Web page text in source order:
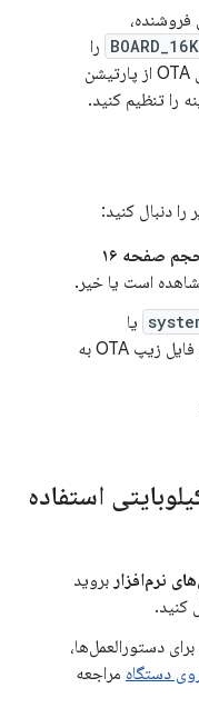
را
تنظیم کنید. فقط برای انتقال فایل‌های OTA از پارتیشن
را تنظیم کنید.
دنبال کنید:
«بوت با حجم صفحه ۱۶
است یا خیر.
یا
حاوی دو فایل زیپ OTA به
تغییر وضعیت ۱۶ کیلوبایتی استفاده
نرم‌افزار بروید
کنید.
دستورالعمل‌ها،
دستگاه مراجعه